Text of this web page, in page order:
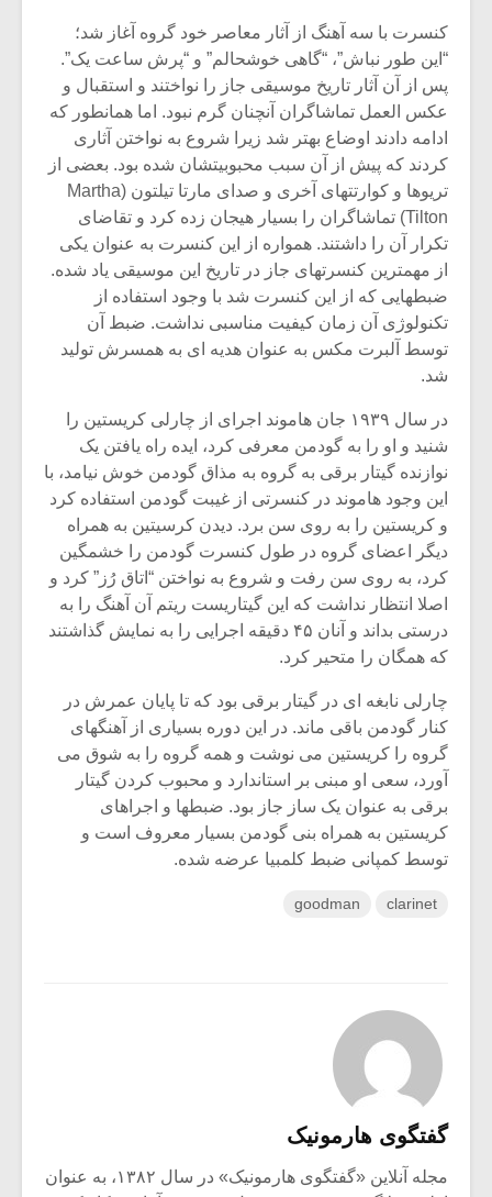
کنسرت با سه آهنگ از آثار معاصر خود گروه آغاز شد؛
“این طور نباش”، “گاهی خوشحالم” و “پرش ساعت یک”.
پس از آن آثار تاریخ موسیقی جاز را نواختند و استقبال و
عکس العمل تماشاگران آنچنان گرم نبود. اما همانطور که
ادامه دادند اوضاع بهتر شد زیرا شروع به نواختن آثاری
کردند که پیش از آن سبب محبوبیتشان شده بود. بعضی از
تریوها و کوارتتهای آخری و صدای مارتا تیلتون (Martha
Tilton) تماشاگران را بسیار هیجان زده کرد و تقاضای
تکرار آن را داشتند. همواره از این کنسرت به عنوان یکی
از مهمترین کنسرتهای جاز در تاریخ این موسیقی یاد شده.
ضبطهایی که از این کنسرت شد با وجود استفاده از
تکنولوژی آن زمان کیفیت مناسبی نداشت. ضبط آن
توسط آلبرت مکس به عنوان هدیه ای به همسرش تولید
شد.
در سال ۱۹۳۹ جان هاموند اجرای از چارلی کریستین را
شنید و او را به گودمن معرفی کرد، ایده راه یافتن یک
نوازنده گیتار برقی به گروه به مذاق گودمن خوش نیامد، با
این وجود هاموند در کنسرتی از غیبت گودمن استفاده کرد
و کریستین را به روی سن برد. دیدن کرسیتین به همراه
دیگر اعضای گروه در طول کنسرت گودمن را خشمگین
کرد، به روی سن رفت و شروع به نواختن “اتاق رُز” کرد و
اصلا انتظار نداشت که این گیتاریست ریتم آن آهنگ را به
درستی بداند و آنان ۴۵ دقیقه اجرایی را به نمایش گذاشتند
که همگان را متحیر کرد.
چارلی نابغه ای در گیتار برقی بود که تا پایان عمرش در
کنار گودمن باقی ماند. در این دوره بسیاری از آهنگهای
گروه را کریستین می نوشت و همه گروه را به شوق می
آورد، سعی او مبنی بر استاندارد و محبوب کردن گیتار
برقی به عنوان یک ساز جاز بود. ضبطها و اجراهای
کریستین به همراه بنی گودمن بسیار معروف است و
توسط کمپانی ضبط کلمبیا عرضه شده.
clarinet
goodman
گفتگوی هارمونیک
مجله آنلاین «گفتگوی هارمونیک» در سال ۱۳۸۲، به عنوان